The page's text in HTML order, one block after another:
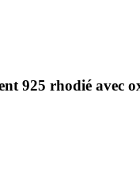
925 rhodié avec